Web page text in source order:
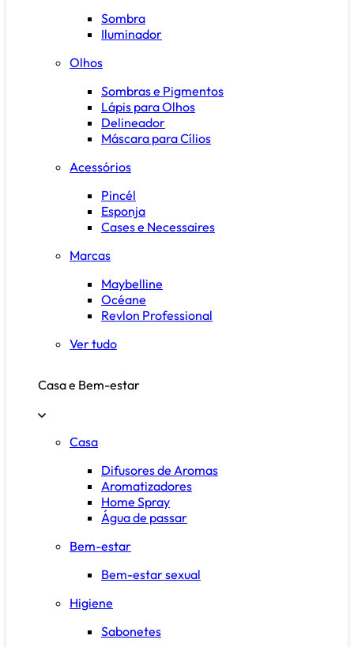
Sombra
Iluminador
Olhos
Sombras e Pigmentos
Lápis para Olhos
Delineador
Máscara para Cílios
Acessórios
Pincél
Esponja
Cases e Necessaires
Marcas
Maybelline
Océane
Revlon Professional
Ver tudo
Casa e Bem-estar
Casa
Difusores de Aromas
Aromatizadores
Home Spray
Água de passar
Bem-estar
Bem-estar sexual
Higiene
Sabonetes